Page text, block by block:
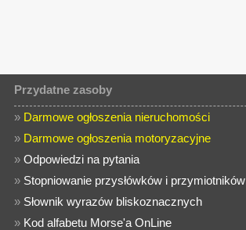
Przydatne zasoby
» Darmowe ogłoszenia nieruchomości
» Darmowe ogłoszenia motoryzacyjne
»Odpowiedzi na pytania
» Stopniowanie przysłówków i przymiotników
» Słownik wyrazów bliskoznacznych
» Kod alfabetu Morse'a OnLine